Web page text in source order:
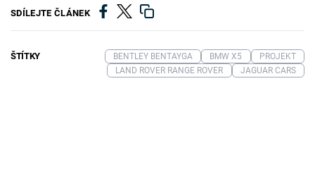
SDÍLEJTE ČLÁNEK
ŠTÍTKY BENTLEY BENTAYGA BMW X5
PROJEKT
LAND ROVER RANGE ROVER
JAGUAR CARS